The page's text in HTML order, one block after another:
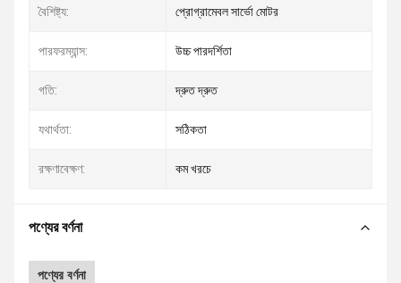
বৈশিষ্ট্য: প্রোগ্রামেবল সার্ভো মোটর
পারফরম্যান্স: উচ্চ পারদর্শিতা
গতি: দ্রুত দ্রুত
যথার্থতা: সঠিকতা
রক্ষণাবেক্ষণ: কম খরচে
পণ্যের বর্ণনা
পণ্যের বর্ণনা